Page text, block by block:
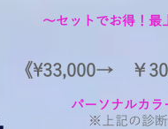
～セットでお得！最
《\33,000→ ￥
パーソナルカ
​※上記の診